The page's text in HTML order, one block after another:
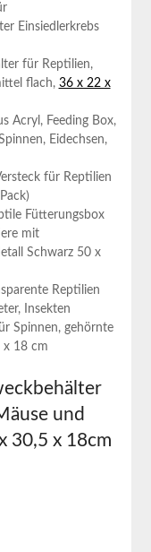
Einsiedlerkrebs​
für Reptilien,
flach, 36 x 22 x
Acryl, Feeding⁣ Box,
Eidechsen,⁣
für Reptilien
Fütterungsbox
mit
Schwarz 50 x
Reptilien
Insekten
​Spinnen, gehörnte
x 18 cm
und
30,5‍ x ⁤18cm